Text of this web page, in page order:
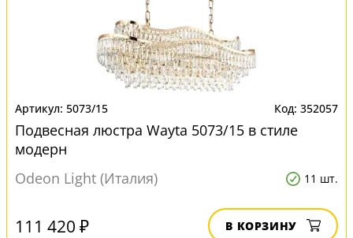
5073/15 352057
Подвесная люстра Wayta 5073/15 в стиле
модерн
Odeon Light (Италия)
11 шт.
111 420 ₽ В КОРЗИНУ